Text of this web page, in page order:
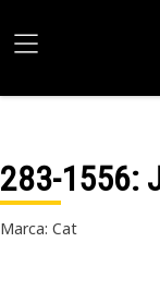
283-1556:
Marca: Cat